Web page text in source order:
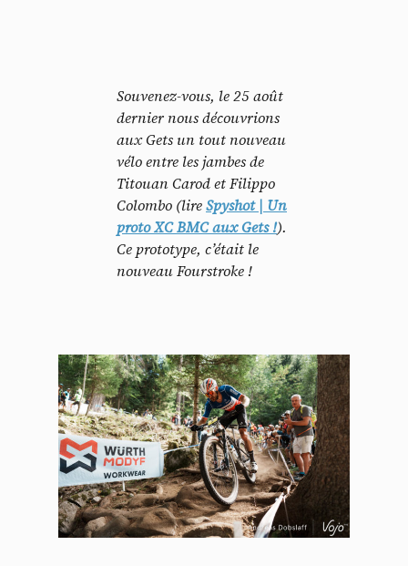
Souvenez-vous, le 25 août
dernier nous découvrions
aux Gets un tout nouveau
vélo entre les jambes de
Titouan Carod et Filippo
Colombo (lireSpyshot | Un
proto XC BMC aux Gets !).
Ce prototype, c’était le
nouveau Fourstroke !